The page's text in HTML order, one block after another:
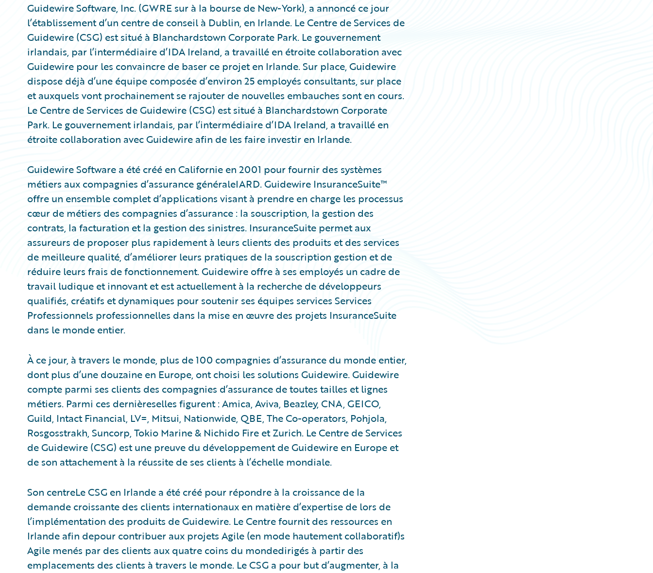
Guidewire Software, Inc. (GWRE sur à la bourse de New-York), a annoncé ce jour
l’établissement d’un centre de conseil à Dublin, en Irlande. Le Centre de Services de
Guidewire (CSG) est situé à Blanchardstown Corporate Park. Le gouvernement
irlandais, par l’intermédiaire d’IDA Ireland, a travaillé en étroite collaboration avec
Guidewire pour les convaincre de baser ce projet en Irlande. Sur place, Guidewire
dispose déjà d’une équipe composée d’environ 25 employés consultants, sur place
et auxquels vont prochainement se rajouter de nouvelles embauches sont en cours.
Le Centre de Services de Guidewire (CSG) est situé à Blanchardstown Corporate
Park. Le gouvernement irlandais, par l’intermédiaire d’IDA Ireland, a travaillé en
étroite collaboration avec Guidewire afin de les faire investir en Irlande.
Guidewire Software a été créé en Californie en 2001 pour fournir des systèmes
métiers aux compagnies d’assurance généraleIARD. Guidewire InsuranceSuite™
offre un ensemble complet d’applications visant à prendre en charge les processus
cœur de métiers des compagnies d’assurance : la souscription, la gestion des
contrats, la facturation et la gestion des sinistres. InsuranceSuite permet aux
assureurs de proposer plus rapidement à leurs clients des produits et des services
de meilleure qualité, d’améliorer leurs pratiques de la souscription gestion et de
réduire leurs frais de fonctionnement. Guidewire offre à ses employés un cadre de
travail ludique et innovant et est actuellement à la recherche de développeurs
qualifiés, créatifs et dynamiques pour soutenir ses équipes services Services
Professionnels professionnelles dans la mise en œuvre des projets InsuranceSuite
dans le monde entier.
À ce jour, à travers le monde, plus de 100 compagnies d’assurance du monde entier,
dont plus d’une douzaine en Europe, ont choisi les solutions Guidewire. Guidewire
compte parmi ses clients des compagnies d’assurance de toutes tailles et lignes
métiers. Parmi ces dernièreselles figurent : Amica, Aviva, Beazley, CNA, GEICO,
Guild, Intact Financial, LV=, Mitsui, Nationwide, QBE, The Co-operators, Pohjola,
Rosgosstrakh, Suncorp, Tokio Marine & Nichido Fire et Zurich. Le Centre de Services
de Guidewire (CSG) est une preuve du développement de Guidewire en Europe et
de son attachement à la réussite de ses clients à l’échelle mondiale.
Son centreLe CSG en Irlande a été créé pour répondre à la croissance de la
demande croissante des clients internationaux en matière d’expertise de lors de
l’implémentation des produits de Guidewire. Le Centre fournit des ressources en
Irlande afin depour contribuer aux projets Agile (en mode hautement collaboratif)s
Agile menés par des clients aux quatre coins du mondedirigés à partir des
emplacements des clients à travers le monde. Le CSG a pour but d’augmenter, à la